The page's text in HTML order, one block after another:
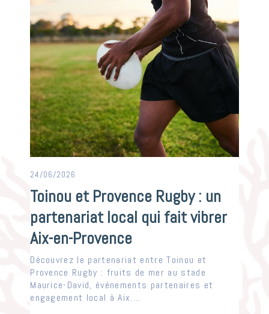
24/06/2026
Toinou et Provence Rugby : un
partenariat local qui fait vibrer
Aix-en-Provence
Découvrez le partenariat entre Toinou et
Provence Rugby : fruits de mer au stade
Maurice-David, événements partenaires et
engagement local à Aix....